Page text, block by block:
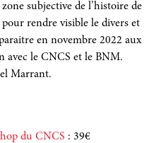
subjective de l’histoire de
rendre visible le divers et
en novembre 2022 aux
avec le CNCS et le BNM.
Marrant.
du CNCS : 39€